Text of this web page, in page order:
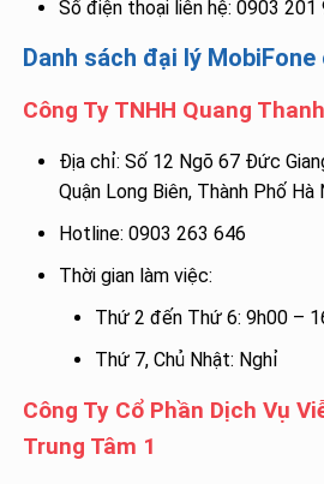
Số điện thoại liên hệ: 0903 201
Danh sách đại lý MobiFone
Công Ty TNHH Quang Thanh
Địa chỉ: Số 12 Ngõ 67 Đức
Quận Long Biên, Thành Phố Hà
Hotline: 0903 263 646
Thời gian làm việc:
Thứ 2 đến Thứ 6: 9h00 –
Thứ 7, Chủ Nhật: Nghỉ
Công Ty Cổ Phần Dịch Vụ
Trung Tâm 1